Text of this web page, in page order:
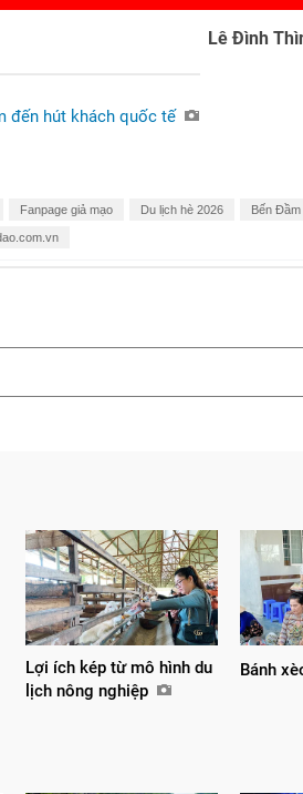
Lê Đình
đến hút khách quốc tế
Fanpage giả mạo Du lịch hè 2026 Bến Đầm
Lợi ích kép từ mô hình du
lịch nông nghiệp
Bánh